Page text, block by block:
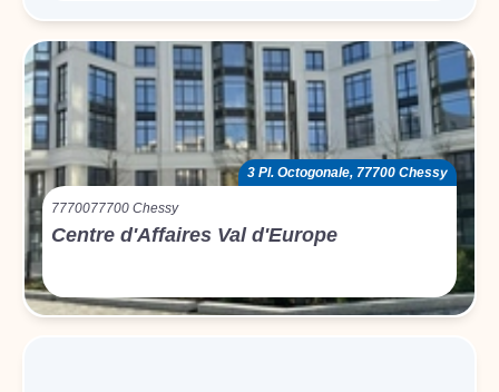
3 Pl. Octogonale, 77700 Chessy
7770077700 Chessy
Centre d'Affaires Val d'Europe